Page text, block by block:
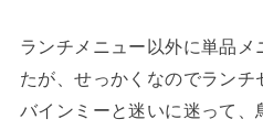
ランチメニュー以外に単品
たが、せっかくなのでランチ
バインミーと迷いに迷って、